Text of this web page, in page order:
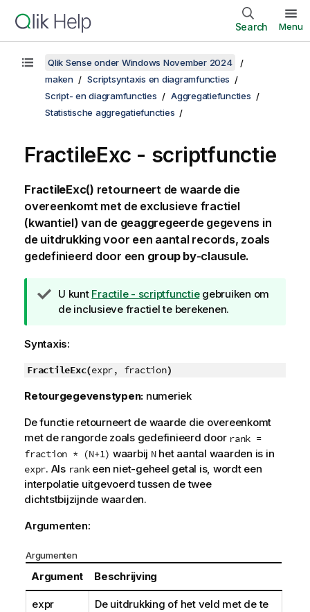
Search Menu
Qlik Sense onder Windows November 2024
maken
Scriptsyntaxis en diagramfuncties
Script- en diagramfuncties
Aggregatiefuncties
Statistische aggregatiefuncties
FractileExc - scriptfunctie
FractileExc() retourneert de waarde die
overeenkomt met de exclusieve fractiel
(kwantiel) van de geaggregeerde gegevens in
de uitdrukking voor een aantal records, zoals
gedefinieerd door een group by-clausule.
T
i
U kunt Fractile - scriptfunctiegebruiken om
de inclusieve fractiel te berekenen.
Syntaxis:
FractileExc(expr, fraction)
Retourgegevenstypen: numeriek
De functie retourneert de waarde die overeenkomt
met de rangorde zoals gedefinieerd door rank =
fraction * (N+1) waarbij Nhet aantal waarden is in
expr. Als rankeen niet-geheel getal is, wordt een
interpolatie uitgevoerd tussen de twee
dichtstbijzijnde waarden.
Argumenten:
Argumenten
Argument Beschrijving
expr
De uitdrukking of het veld met de te